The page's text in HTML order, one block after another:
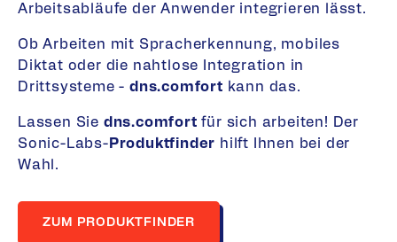
Arbeitsabläufe der Anwender integrieren lässt.
Ob Arbeiten mit Spracherkennung, mobiles
Diktat oder die nahtlose Integration in
Drittsysteme -dns.comfort kann das.
Lassen Sie dns.comfort für sich arbeiten! Der
Sonic-Labs- Produktfinder hilft Ihnen bei der
Wahl.
ZUM PRODUKTFINDER